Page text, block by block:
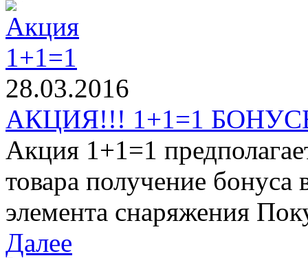
28.03.2016
АКЦИЯ!!! 1+1=1
Акция 1+1=1
товара получение бонуса
элемента снаряжения
Далее